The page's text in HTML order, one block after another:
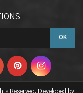
Reserved. Developed by